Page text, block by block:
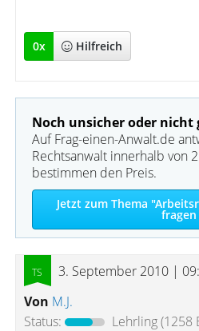
0x Hilfreich
Noch unsicher oder nicht
Auf Frag-einen-Anwalt.de
Rechtsanwalt innerhalb von
bestimmen den Preis.
Jetzt zum Thema
fragen
3. September 2010 |
Von M.J.
Status:
Lehrling(1258